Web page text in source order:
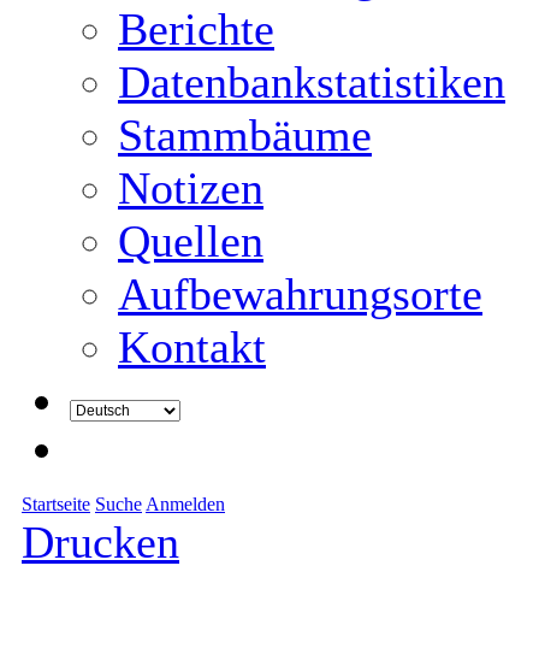
Berichte
Datenbankstatistiken
Stammbäume
Notizen
Quellen
Aufbewahrungsorte
Kontakt
Startseite Suche Anmelden
Drucken